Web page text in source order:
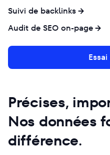
Suivi de backlinks
Audit de SEO on-page
Précises,
Nos données
différence.